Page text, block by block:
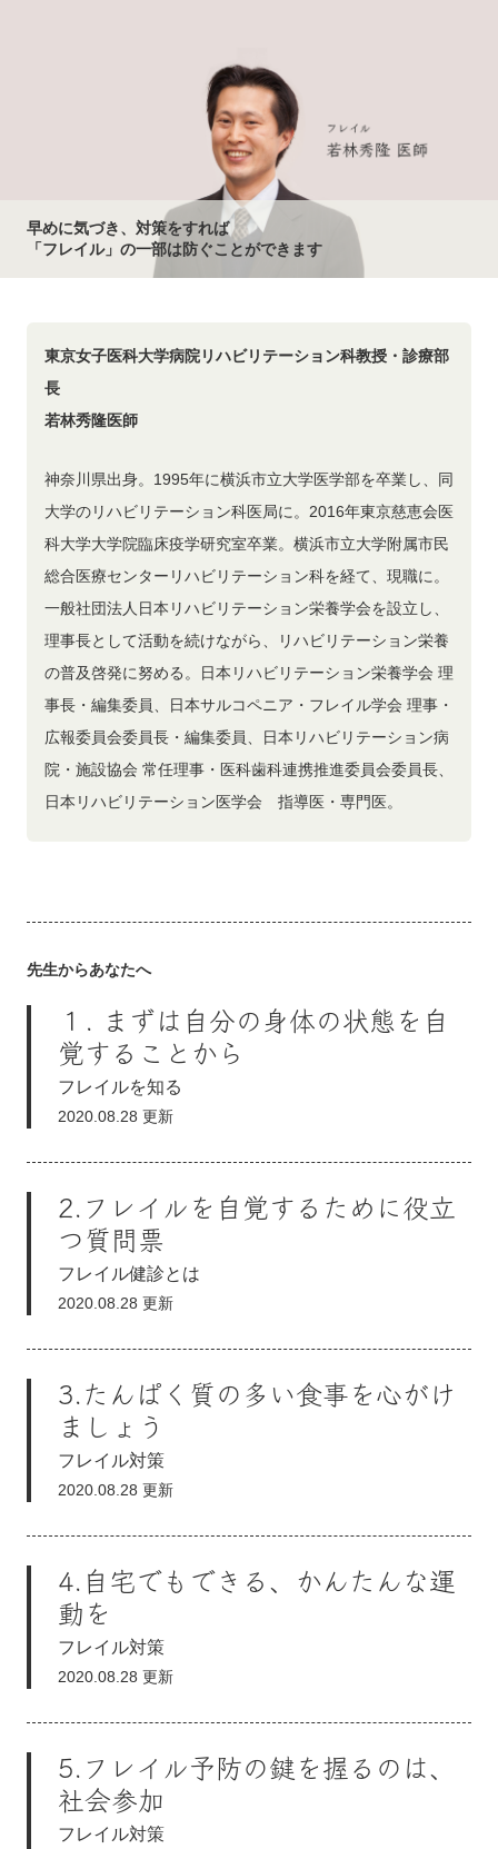
早めに気づき、対策をすれば
「フレイル」の一部は防ぐことができます
東京女子医科大学病院リハビリテーション科教授・診療部
長
若林秀隆医師
神奈川県出身。1995年に横浜市立大学医学部を卒業し、同
大学のリハビリテーション科医局に。2016年東京慈恵会医
科大学大学院臨床疫学研究室卒業。横浜市立大学附属市民
総合医療センターリハビリテーション科を経て、現職に。
一般社団法人日本リハビリテーション栄養学会を設立し、
理事長として活動を続けながら、リハビリテーション栄養
の普及啓発に努める。日本リハビリテーション栄養学会 理
事長・編集委員、日本サルコペニア・フレイル学会 理事・
広報委員会委員長・編集委員、日本リハビリテーション病
院・施設協会 常任理事・医科歯科連携推進委員会委員長、
日本リハビリテーション医学会 指導医・専門医。
先生からあなたへ
１. まずは自分の身体の状態を自
覚することから
フレイルを知る
2020.08.28 更新
2.フレイルを自覚するために役立
つ質問票
フレイル健診とは
2020.08.28 更新
3.たんぱく質の多い食事を心がけ
ましょう
フレイル対策
2020.08.28 更新
4.自宅でもできる、かんたんな運
動を
フレイル対策
2020.08.28 更新
5.フレイル予防の鍵を握るのは、
社会参加
フレイル対策